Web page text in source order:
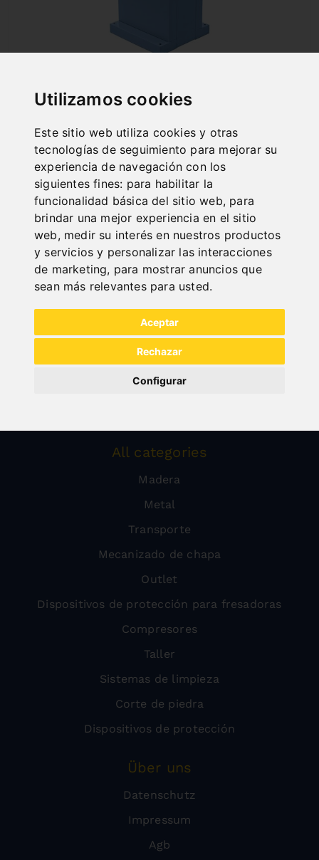
Utilizamos cookies
Este sitio web utiliza cookies y otras
tecnologías de seguimiento para mejorar su
experiencia de navegación con los
siguientes fines: para habilitar la
funcionalidad básica del sitio web, para
brindar una mejor experiencia en el sitio
web, medir su interés en nuestros productos
y servicios y personalizar las interacciones
de marketing, para mostrar anuncios que
sean más relevantes para usted.
Aceptar
Rechazar
Configurar
Art. No. : 06-1177
4.608,00 €
incl. 20% VAT
Out of Stock
All categories
Madera
Metal
Transporte
Mecanizado de chapa
Outlet
Dispositivos de protección para fresadoras
Compresores
Taller
Sistemas de limpieza
Corte de piedra
Dispositivos de protección
Über uns
Datenschutz
Impressum
Agb